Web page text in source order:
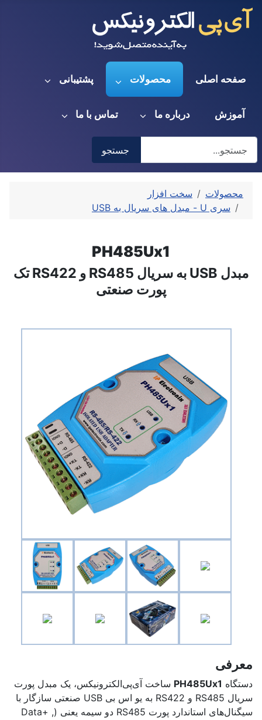
صفحه اصلی محصولات پشتیبانی
آموزش درباره ما تماس با ما
Type 2 or more characters for results.
جستجو
محصولات
سخت افزار
سری U - مبدل های سریال به USB
PH485Ux1
مبدل USB به سریال RS485 و RS422 تک
پورت صنعتی
معرفی
دستگاه PH485Ux1 ساخت آی‌پی‌الکترونیکس، یک مبدل پورت
سریال RS485 و RS422 به یو اس بی USB صنعتی سازگار با
سیگنال‌های استاندارد پورت RS485 دو سیمه یعنی (Data+ ,